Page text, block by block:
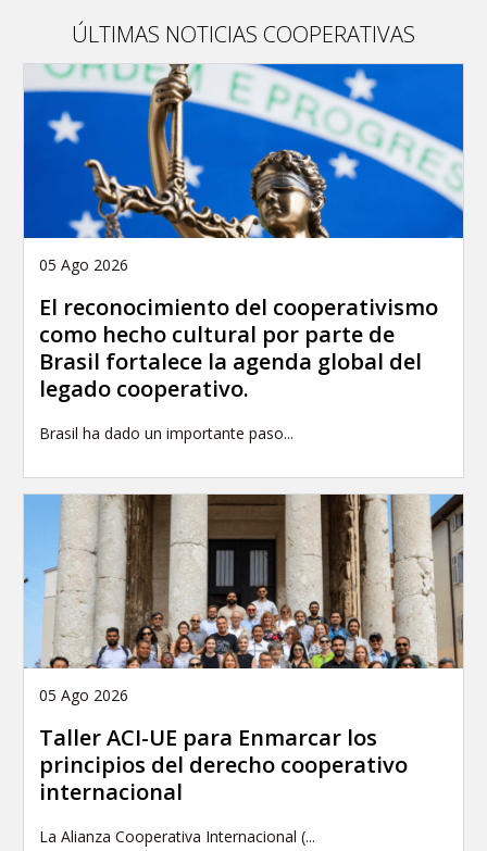
ÚLTIMAS NOTICIAS COOPERATIVAS
05 Ago 2026
El reconocimiento del cooperativismo
como hecho cultural por parte de
Brasil fortalece la agenda global del
legado cooperativo.
Brasil ha dado un importante paso...
05 Ago 2026
Taller ACI-UE para Enmarcar los
principios del derecho cooperativo
internacional
La Alianza Cooperativa Internacional (...